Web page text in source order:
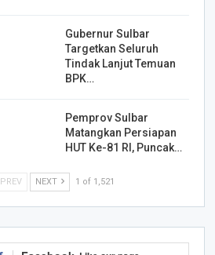
Gubernur Sulbar
Targetkan Seluruh
Tindak Lanjut Temuan
BPK…
Pemprov Sulbar
Matangkan Persiapan
HUT Ke-81 RI, Puncak…
PREV NEXT 1 of 1,521